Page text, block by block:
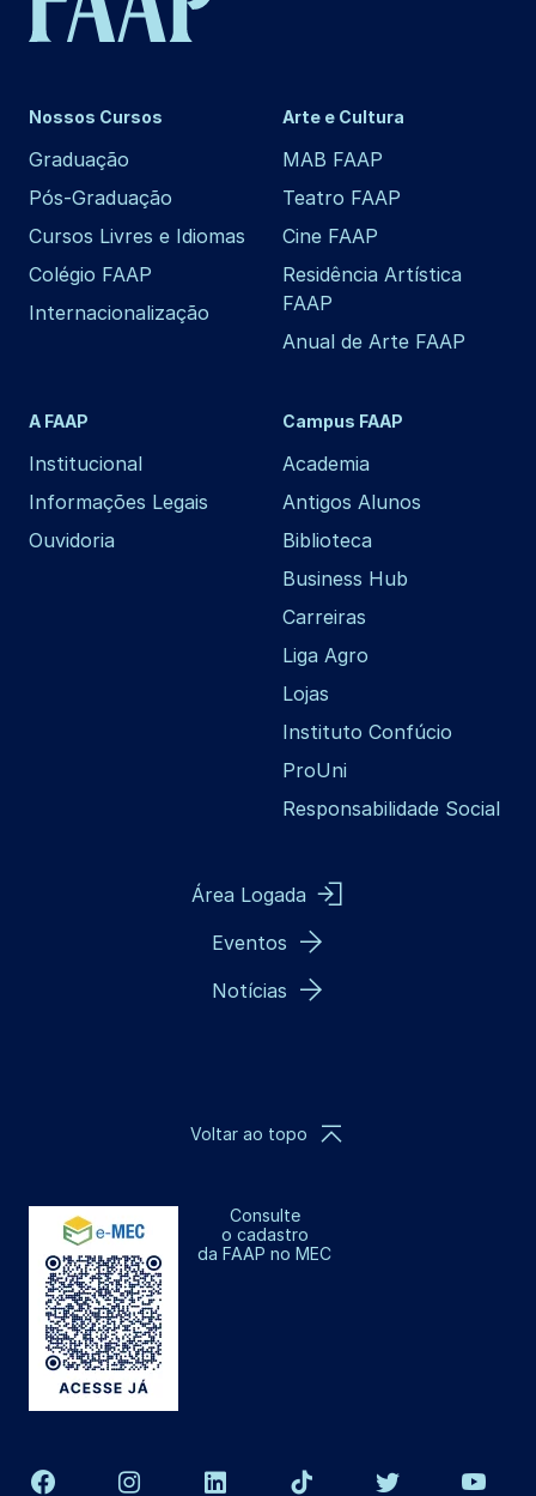
Nossos Cursos
Graduação
Pós-Graduação
Cursos Livres e Idiomas
Colégio FAAP
Internacionalização
Arte e Cultura
MAB FAAP
Teatro FAAP
Cine FAAP
Residência Artística
FAAP
Anual de Arte FAAP
A FAAP
Institucional
Informações Legais
Ouvidoria
Campus FAAP
Academia
Antigos Alunos
Biblioteca
Business Hub
Carreiras
Liga Agro
Lojas
Instituto Confúcio
ProUni
Responsabilidade Social
Área Logada
Eventos
Notícias
Consulte
o cadastro
da FAAP no MEC
Voltar ao topo